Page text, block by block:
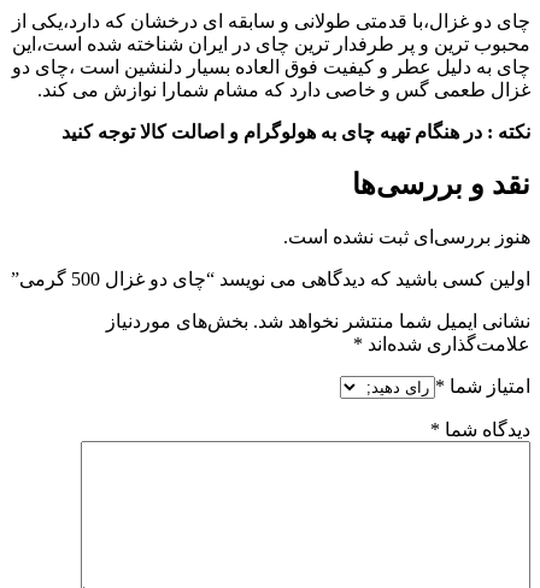
چای دو غزال،با قدمتی طولانی و سابقه ای درخشان که دارد،یکی از
محبوب ترین و پر طرفدار ترین چای در ایران شناخته شده است،این
چای به دلیل عطر و کیفیت فوق العاده بسیار دلنشین است ،چای دو
غزال طعمی گس و خاصی دارد که مشام شمارا نوازش می کند.
نکته : در هنگام تهیه چای به هولوگرام و اصالت کالا توجه کنید
نقد و بررسی‌ها
هنوز بررسی‌ای ثبت نشده است.
اولین کسی باشید که دیدگاهی می نویسد “چای دو غزال 500 گرمی”
نشانی ایمیل شما منتشر نخواهد شد. بخش‌های موردنیاز
علامت‌گذاری شده‌اند *
امتیاز شما *
دیدگاه شما *